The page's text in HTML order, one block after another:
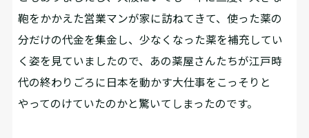
鞄をかかえた営業マンが家に訪ねてきて、使った薬の
分だけの代金を集金し、少なくなった薬を補充してい
く姿を見ていましたので、あの薬屋さんたちが江戸時
代の終わりごろに日本を動かす大仕事をこっそりと
やってのけていたのかと驚いてしまったのです。